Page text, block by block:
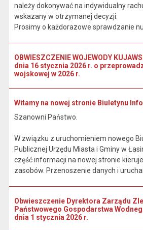
należy dokonywać na indywidualny
wskazany w otrzymanej decyzji.
Prosimy o każdorazowe sprawdzanie
OBWIESZCZENIE WOJEWODY
dnia 16 stycznia 2026 r. o
wojskowej w 2026 r.
Witamy na nowej stronie Biuletynu
Szanowni Państwo.
W związku z uruchomieniem nowego
Publicznej Urzędu Miasta i Gminy w
część informacji na nowej stronie
zasobów. Przenoszenie danych i
Obwieszczenie Dyrektora Zarządu
Państwowego Gospodarstwa
dnia 1 stycznia 2026 r.